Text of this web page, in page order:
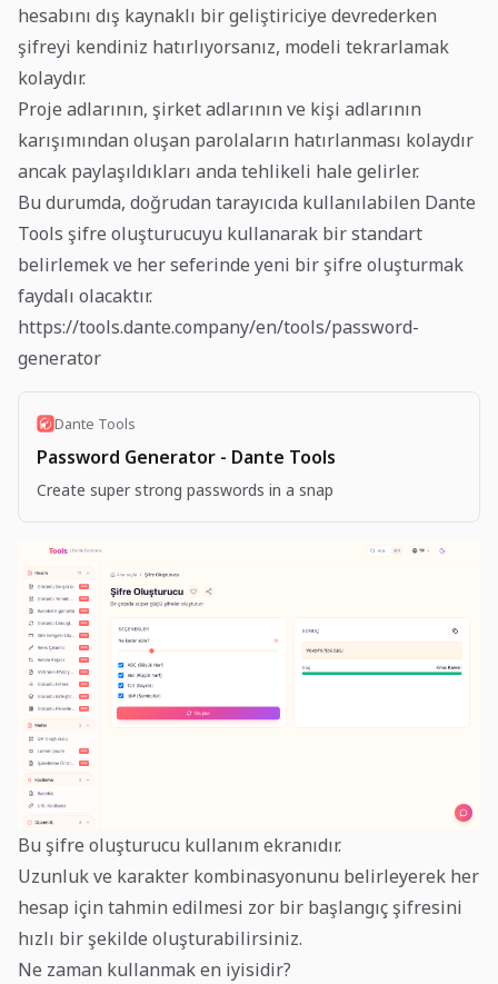
hesabını dış kaynaklı bir geliştiriciye devrederken
şifreyi kendiniz hatırlıyorsanız, modeli tekrarlamak
kolaydır.
Proje adlarının, şirket adlarının ve kişi adlarının
karışımından oluşan parolaların hatırlanması kolaydır
ancak paylaşıldıkları anda tehlikeli hale gelirler.
Bu durumda, doğrudan tarayıcıda kullanılabilen Dante
Tools şifre oluşturucuyu kullanarak bir standart
belirlemek ve her seferinde yeni bir şifre oluşturmak
faydalı olacaktır.
https://tools.dante.company/en/tools/password-
generator
Dante Tools
Password Generator - Dante Tools
Create super strong passwords in a snap
Bu şifre oluşturucu kullanım ekranıdır.
Uzunluk ve karakter kombinasyonunu belirleyerek her
hesap için tahmin edilmesi zor bir başlangıç şifresini
hızlı bir şekilde oluşturabilirsiniz.
Ne zaman kullanmak en iyisidir?